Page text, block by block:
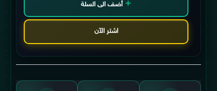
أضف الى السلة
اشتر الآن